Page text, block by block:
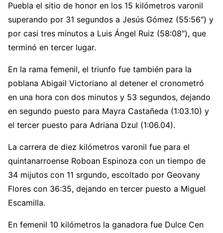
Puebla el sitio de honor en los 15 kilómetros varonil
superando por 31 segundos a Jesús Gómez (55:56″) y
por casi tres minutos a Luis Ángel Ruiz (58:08″), que
terminó en tercer lugar.
En la rama femenil, el triunfo fue también para la
poblana Abigail Victoriano al detener el cronometró
en una hora con dos minutos y 53 segundos, dejando
en segundo puesto para Mayra Castañeda (1:03.10) y
el tercer puesto para Adriana Dzul (1:06.04).
La carrera de diez kilómetros varonil fue para el
quintanarroense Roboan Espinoza con un tiempo de
34 mijutos con 11 srgundo, escoltado por Geovany
Flores con 36:35, dejando en tercer puesto a Miguel
Escamilla.
En femenil 10 kilómetros la ganadora fue Dulce Cen